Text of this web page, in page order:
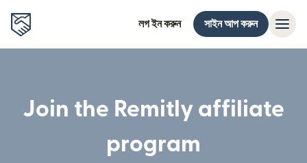
লগ ইন করুন সাইন আপ করুন
Join the Remitly affiliate
program